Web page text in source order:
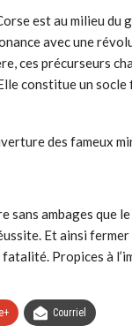
est au milieu
avec une
ces précurseurs
Elle constitue un
des fameux
sans ambages que
Et ainsi
Propices à
Courriel